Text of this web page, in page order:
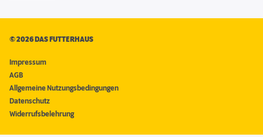
©2026 DAS FUTTERHAUS
Impressum
AGB
Allgemeine Nutzungsbedingungen
Datenschutz
Widerrufsbelehrung